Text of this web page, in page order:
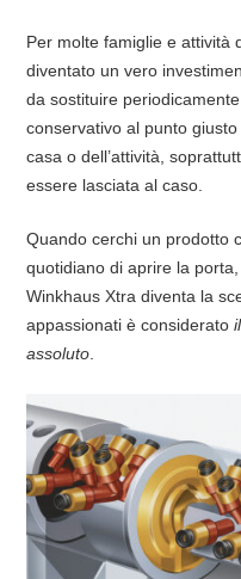
Per molte famiglie e attività
diventato un vero
da sostituire
conservativo al punto
casa o dell’attività,
essere lasciata al caso.
Quando cerchi un prodotto
quotidiano di aprire la
Winkhaus Xtra diventa la
appassionati è considerato
assoluto.